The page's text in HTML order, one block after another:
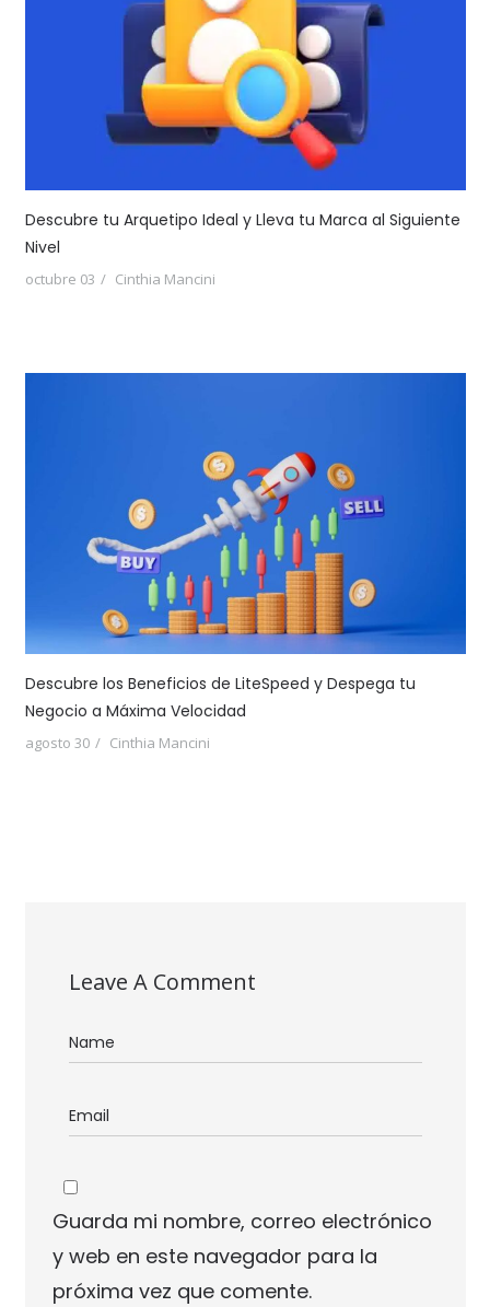
Descubre tu Arquetipo Ideal y Lleva tu Marca al Siguiente
Nivel
octubre 03 Cinthia Mancini
Descubre los Beneficios de LiteSpeed y Despega tu
Negocio a Máxima Velocidad
agosto 30 Cinthia Mancini
Leave A Comment
Guarda mi nombre, correo electrónico
y web en este navegador para la
próxima vez que comente.